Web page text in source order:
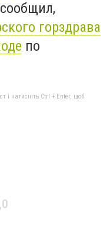
горздрава
по
і натисніть Ctrl + Enter, щоб